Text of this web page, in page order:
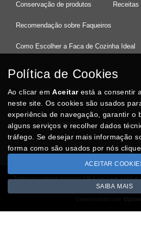
Conservação de produtos Receitas
Recomendação sobre Faqueiros
Como Escolher a Faca de Cozinha Ideal
37°08'27.5"N 8°32'13.9"W
Posso Ajudar?
Todos os valores incluem IVA à taxa em vigor
Copyright ©
Política de Cookies
Ao clicar emAceitarestá a consentir
neste site. Os cookies são usados
experiência de navegação, garantir o
alguns serviços e recolher dados
tráfego. Se desejar mais informação
forma como são usados por nós
ACEITAR
SAIBA MAIS